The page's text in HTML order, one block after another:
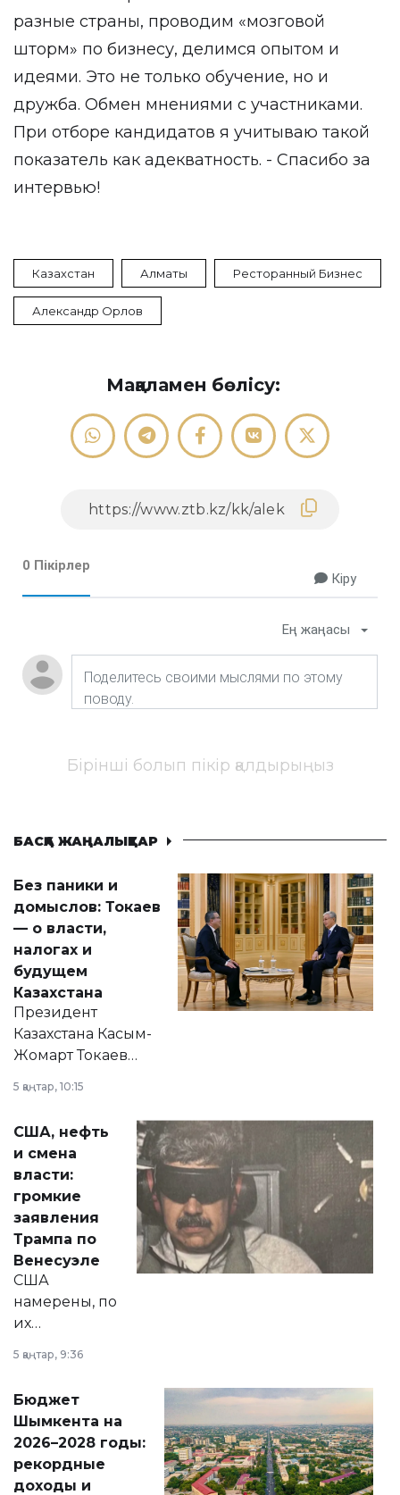
разные страны, проводим «мозговой
шторм» по бизнесу, делимся опытом и
идеями. Это не только обучение, но и
дружба. Обмен мнениями с участниками.
При отборе кандидатов я учитываю такой
показатель как адекватность. - Спасибо за
интервью!
Казахстан Алматы Ресторанный Бизнес
Александр Орлов
Мақаламен бөлісу:
0 Пікірлер
Кіру
Ең жаңасы
Бірінші болып пікір қалдырыңыз
БАСҚА ЖАҢАЛЫҚТАР
Без паники и
домыслов: Токаев
— о власти,
налогах и
будущем
Казахстана
Президент
Казахстана Касым-
Жомарт Токаев
сразу несколько
актуальных тем —
от слухов о
политических
реформах до
вопросов армии,
экономики и
личного здоровья.
5 қаңтар, 10:15
США, нефть
и смена
власти:
громкие
заявления
Трампа по
Венесуэле
США
намерены, по
их
принести
народу
Венесуэлы.
5 қаңтар, 9:36
Бюджет
Шымкента на
2026–2028 годы:
рекордные
доходы и